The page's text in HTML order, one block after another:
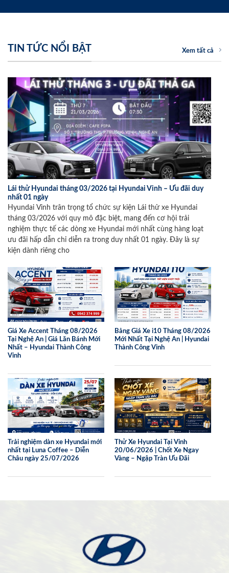
TIN TỨC NỔI BẬT Xem tất cả
Lái thử Hyundai tháng 03/2026 tại Hyundai Vinh – Ưu đãi duy
nhất 01 ngày
Hyundai Vinh trân trọng tổ chức sự kiện Lái thử xe Hyundai
tháng 03/2026 với quy mô đặc biệt, mang đến cơ hội trải
nghiệm thực tế các dòng xe Hyundai mới nhất cùng hàng loạt
ưu đãi hấp dẫn chỉ diễn ra trong duy nhất 01 ngày. Đây là sự
kiện dành riêng cho
Giá Xe Accent Tháng 08/2026
Tại Nghệ An | Giá Lăn Bánh Mới
Nhất – Hyundai Thành Công
Vinh
Bảng Giá Xe i10 Tháng 08/2026
Mới Nhất Tại Nghệ An | Hyundai
Thành Công Vinh
Trải nghiệm dàn xe Hyundai mới
nhất tại Luna Coffee – Diễn
Châu ngày 25/07/2026
Thử Xe Hyundai Tại Vinh
20/06/2026 | Chốt Xe Ngay
Vàng – Ngập Tràn Ưu Đãi